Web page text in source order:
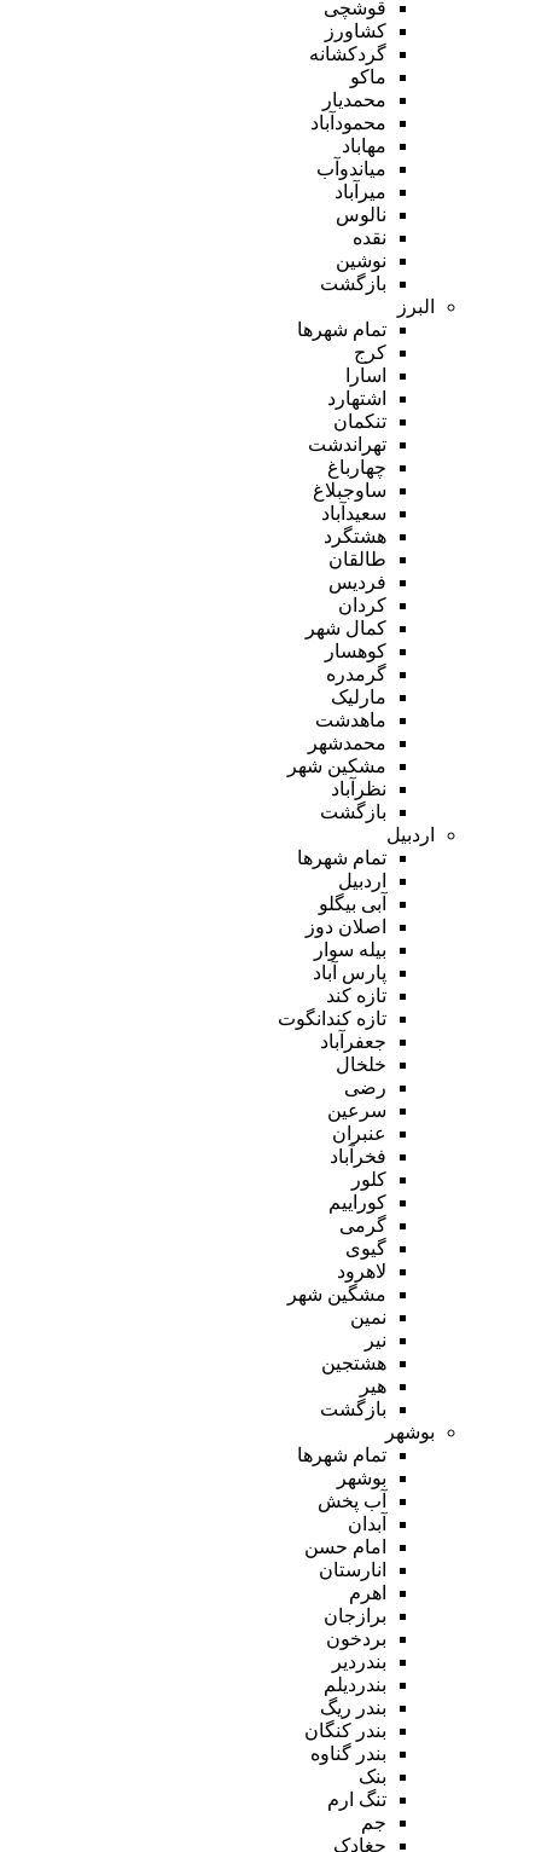
قوشچی
کشاورز
گردکشانه
ماکو
محمدیار
محمودآباد
مهاباد
میاندوآب
میرآباد
نالوس
نقده
نوشین
بازگشت
البرز
تمام شهر‌ها
کرج
اسارا
اشتهارد
تنکمان
تهراندشت
چهارباغ
ساوجبلاغ
سعیدآباد
هشتگرد
طالقان
فردیس
کردان
کمال شهر
کوهسار
گرمدره
مارلیک
ماهدشت
محمدشهر
مشکین شهر
نظرآباد
بازگشت
اردبیل
تمام شهر‌ها
اردبیل
آبی بیگلو
اصلان دوز
بیله سوار
پارس آباد
تازه کند
تازه کندانگوت
جعفرآباد
خلخال
رضی
سرعین
عنبران
فخرآباد
کلور
کوراییم
گرمی
گیوی
لاهرود
مشگین شهر
نمین
نیر
هشتجین
هیر
بازگشت
بوشهر
تمام شهر‌ها
بوشهر
آب پخش
آبدان
امام حسن
انارستان
اهرم
برازجان
بردخون
بندردیر
بندردیلم
بندر ریگ
بندر کنگان
بندر گناوه
بنک
تنگ ارم
جم
چغادک